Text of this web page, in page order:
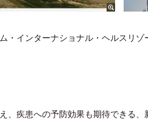
・インターナショナル・ヘルスリ
、疾患への予防効果も期待できる